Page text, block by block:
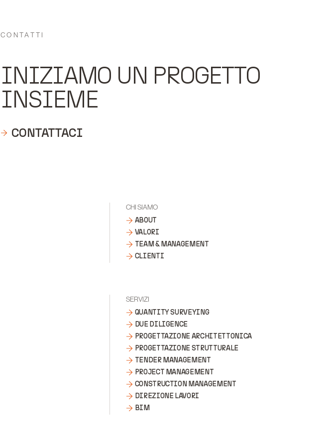
CONTATTI
INIZIAMO UN PROGETTO
INSIEME
CONTATTACI
CHI SIAMO
ABOUT
VALORI
TEAM & MANAGEMENT
CLIENTI
SERVIZI
QUANTITY SURVEYING
DUE DILIGENCE
PROGETTAZIONE ARCHITETTONICA
PROGETTAZIONE STRUTTURALE
TENDER MANAGEMENT
PROJECT MANAGEMENT
CONSTRUCTION MANAGEMENT
DIREZIONE LAVORI
BIM